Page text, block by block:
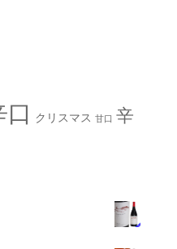
クリスマス 甘口 辛